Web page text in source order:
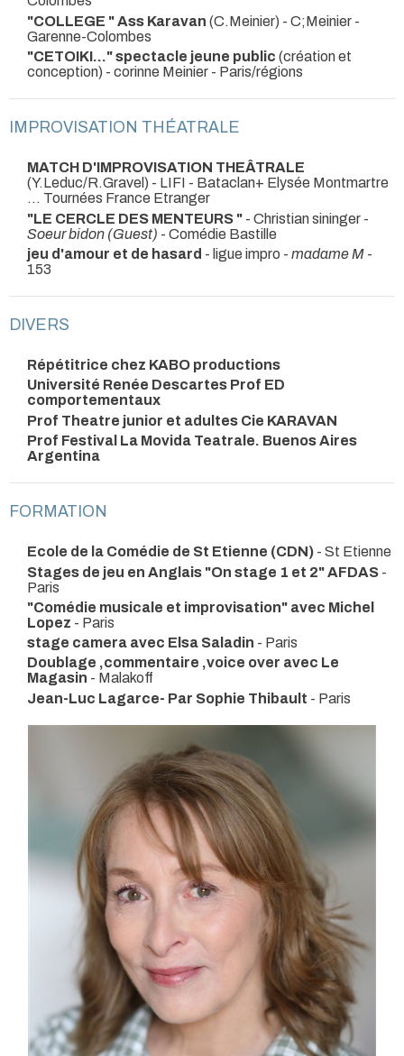
"COLLEGE " Ass Karavan (C.Meinier) - C;Meinier -
Garenne-Colombes
"CETOIKI..." spectacle jeune public (création et
conception) - corinne Meinier - Paris/régions
IMPROVISATION THÉATRALE
MATCH D'IMPROVISATION THEÂTRALE
(Y.Leduc/R.Gravel) - LIFI - Bataclan+ Elysée Montmartre
... Tournées France Etranger
"LE CERCLE DES MENTEURS " - Christian sininger -
Soeur bidon (Guest) - Comédie Bastille
jeu d'amour et de hasard - ligue impro - madame M -
153
DIVERS
Répétitrice chez KABO productions
Université Renée Descartes Prof ED
comportementaux
Prof Theatre junior et adultes Cie KARAVAN
Prof Festival La Movida Teatrale. Buenos Aires
Argentina
FORMATION
Ecole de la Comédie de St Etienne (CDN) - St Etienne
Stages de jeu en Anglais "On stage 1 et 2" AFDAS -
Paris
"Comédie musicale et improvisation" avec Michel
Lopez - Paris
stage camera avec Elsa Saladin - Paris
Doublage ,commentaire ,voice over avec Le
Magasin - Malakoff
Jean-Luc Lagarce- Par Sophie Thibault - Paris